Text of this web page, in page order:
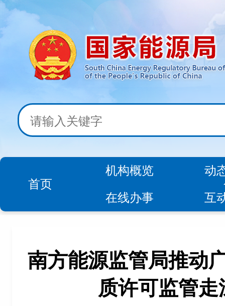
首页
机构概览
动
在线办事
互
南方能源监管局推动
质许可监管走